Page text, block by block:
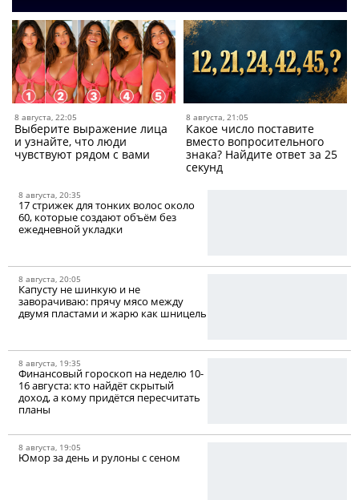
8 августа, 22:05
Выберите выражение лица
и узнайте, что люди
чувствуют рядом с вами
8 августа, 21:05
Какое число поставите
вместо вопросительного
знака? Найдите ответ за 25
секунд
8 августа, 20:35
17 стрижек для тонких волос около
60, которые создают объём без
ежедневной укладки
8 августа, 20:05
Капусту не шинкую и не
заворачиваю: прячу мясо между
двумя пластами и жарю как шницель
8 августа, 19:35
Финансовый гороскоп на неделю 10-
16 августа: кто найдёт скрытый
доход, а кому придётся пересчитать
планы
8 августа, 19:05
Юмор за день и рулоны с сеном